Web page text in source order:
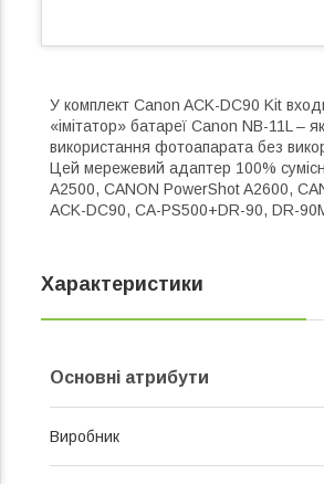
У комплект Canon ACK-DC90 Kit
«імітатор» батареї Canon NB-11L –
використання фотоапарата без
Цей мережевий адаптер 100%
A2500, CANON PowerShot A2600,
ACK-DC90, CA-PS500+DR-90, DR-
Характеристики
Основні атрибути
Виробник